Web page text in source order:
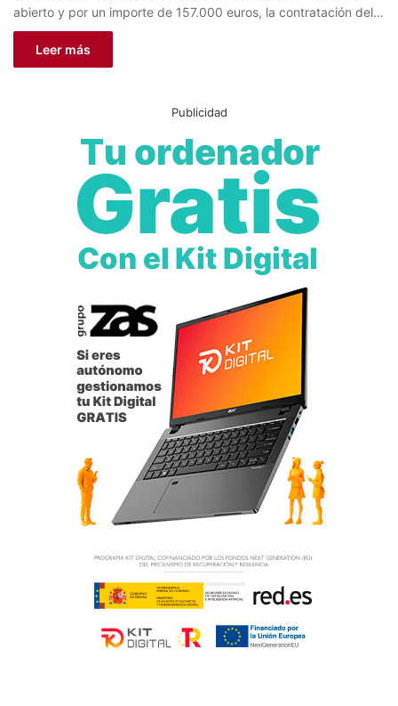
abierto y por un importe de 157.000 euros, la contratación del…
Leer más
Publicidad